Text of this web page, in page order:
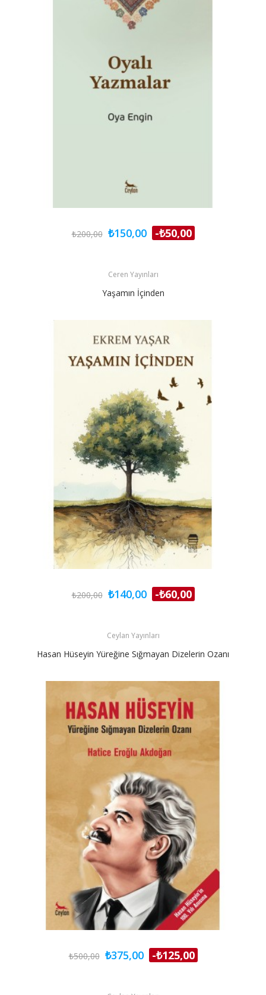
₺200,00 ₺150,00 -₺50,00
Ceren Yayınları
Yaşamın İçinden
₺200,00 ₺140,00 -₺60,00
Ceylan Yayınları
Hasan Hüseyin Yüreğine Sığmayan Dizelerin Ozanı
₺500,00 ₺375,00 -₺125,00